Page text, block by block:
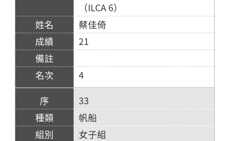
（ILCA 6）
蔡佳倚
21
4
33
帆船
女子組